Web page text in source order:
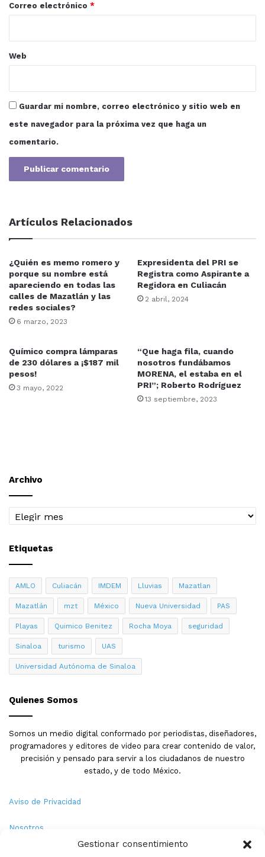
Gestionar consentimiento
*
Correo electrónico *
Web
Guardar mi nombre, correo electrónico y sitio web en
este navegador para la próxima vez que haga un
comentario.
Artículos Relacionados
¿Quién es memo romero y
porque su nombre está
apareciendo en todas las
calles de Mazatlán y las
redes sociales?
6 marzo, 2023
Expresidenta del PRI se
Registra como Aspirante a
Regidora en Culiacán
2 abril, 2024
Químico compra lámparas
de 230 dólares a ¡$187 mil
pesos!
3 mayo, 2022
“Que haga fila, cuando
nosotros fundábamos
MORENA, el estaba en el
PRI”; Roberto Rodríguez
13 septiembre, 2023
Archivo
Archivo
Etiquetas
AMLO Culiacán IMDEM Lluvias Mazatlan
Mazatlán mzt México Nueva Universidad PAS
Playas Quimico Benitez Rocha Moya seguridad
Sinaloa turismo UAS
Universidad Autónoma de Sinaloa
Quienes Somos
Somos un medio digital conformado por periodistas, diseñadores,
programadores y editores de video para crear contenido de valor,
precisión y pensado para servir a los ciudadanos de nuestro
estado, y de todo México.
Aviso de Privacidad
Nosotros